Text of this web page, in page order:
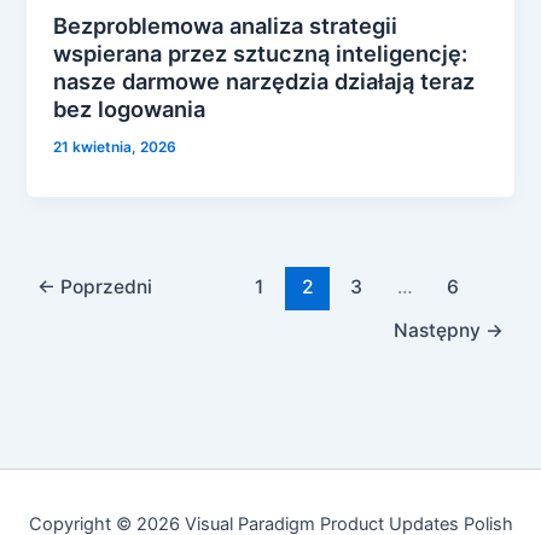
Bezproblemowa analiza strategii
wspierana przez sztuczną inteligencję:
nasze darmowe narzędzia działają teraz
bez logowania
21 kwietnia, 2026
← Poprzedni 1 2 3 …
6
Następny →
Copyright © 2026 Visual Paradigm Product Updates Polish